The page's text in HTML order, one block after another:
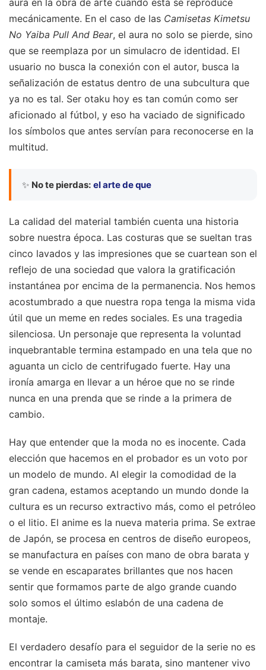
aura en la obra de arte cuando esta se reproduce
mecánicamente. En el caso de las Camisetas Kimetsu
No Yaiba Pull And Bear, el aura no solo se pierde, sino
que se reemplaza por un simulacro de identidad. El
usuario no busca la conexión con el autor, busca la
señalización de estatus dentro de una subcultura que
ya no es tal. Ser otaku hoy es tan común como ser
aficionado al fútbol, y eso ha vaciado de significado
los símbolos que antes servían para reconocerse en la
multitud.
✨ No te pierdas: el arte de que
La calidad del material también cuenta una historia
sobre nuestra época. Las costuras que se sueltan tras
cinco lavados y las impresiones que se cuartean son el
reflejo de una sociedad que valora la gratificación
instantánea por encima de la permanencia. Nos hemos
acostumbrado a que nuestra ropa tenga la misma vida
útil que un meme en redes sociales. Es una tragedia
silenciosa. Un personaje que representa la voluntad
inquebrantable termina estampado en una tela que no
aguanta un ciclo de centrifugado fuerte. Hay una
ironía amarga en llevar a un héroe que no se rinde
nunca en una prenda que se rinde a la primera de
cambio.
Hay que entender que la moda no es inocente. Cada
elección que hacemos en el probador es un voto por
un modelo de mundo. Al elegir la comodidad de la
gran cadena, estamos aceptando un mundo donde la
cultura es un recurso extractivo más, como el petróleo
o el litio. El anime es la nueva materia prima. Se extrae
de Japón, se procesa en centros de diseño europeos,
se manufactura en países con mano de obra barata y
se vende en escaparates brillantes que nos hacen
sentir que formamos parte de algo grande cuando
solo somos el último eslabón de una cadena de
montaje.
El verdadero desafío para el seguidor de la serie no es
encontrar la camiseta más barata, sino mantener vivo